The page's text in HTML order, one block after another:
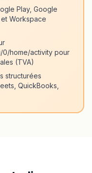
Play, Google
et Workspace
home/activity pour
(TVA)
structurées
QuickBooks,